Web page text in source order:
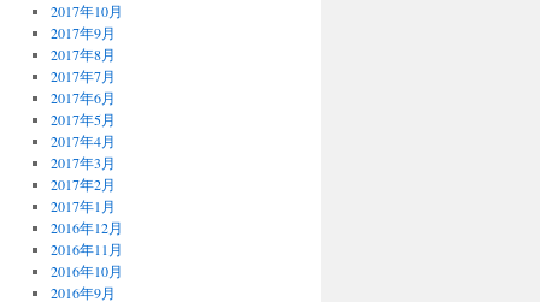
2017年10月
2017年9月
2017年8月
2017年7月
2017年6月
2017年5月
2017年4月
2017年3月
2017年2月
2017年1月
2016年12月
2016年11月
2016年10月
2016年9月